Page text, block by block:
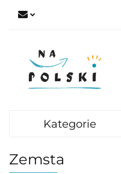
Kategorie
Zemsta